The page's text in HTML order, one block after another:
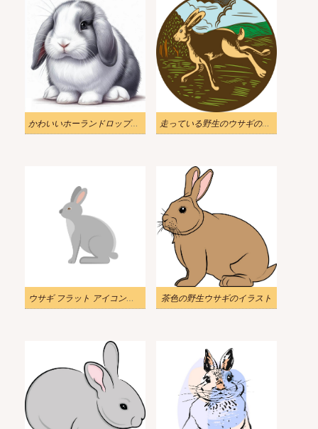
かわいいホーランドロップウサギのイラスト 走っている野生のウサギのイラスト
ウサギ フラット アイコンのイラスト 茶色の野生ウサギのイラスト